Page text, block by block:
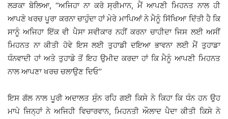
ਲੜਕਾ ਬੋਲਿਆ, ‘‘ਅਜਿਹਾ ਨਾ ਕਰੋ ਸ੍ਰੀਮਾਨ, ਮੈਂ ਆਪਣੀ ਮਿਹਨਤ ਨਾਲ ਹੀ
ਆਪਣੇ ਖਰਚ ਪੂਰਾ ਕਰਨਾ ਚਾਹੁੰਦਾ ਹਾਂ ਮੇਰੇ ਮਾਪਿਆਂ ਨੇ ਮੈਨੂੰ ਸਿੱਖਿਆ ਦਿੱਤੀ ਹੈ ਕਿ
ਸਾਨੂੰ ਅਜਿਹਾ ਇੱਕ ਵੀ ਪੈਸਾ ਸਵੀਕਾਰ ਨਹੀਂ ਕਰਨਾ ਚਾਹੀਦਾ ਜਿਸ ਲਈ ਅਸੀਂ
ਮਿਹਨਤ ਨਾ ਕੀਤੀ ਹੋਵੇ ਇਸ ਲਈ ਤੁਹਾਡੀ ਦਇਆ ਭਾਵਨਾ ਲਈ ਮੈਂ ਤੁਹਾਡਾ
ਧੰਨਵਾਦੀ ਹਾਂ ਅਤੇ ਤੁਹਾਡੇ ਤੋਂ ਇਹ ਉਮੀਦ ਕਰਦਾ ਹਾਂ ਕਿ ਮੈਨੂੰ ਆਪਣੀ ਮਿਹਨਤ
ਨਾਲ ਆਪਣਾ ਖਰਚ ਚਲਾਉਣ ਦਿਓ’’
ਇਸ ਗੱਲ ਨਾਲ ਪੂਰੀ ਅਦਾਲਤ ਸੁੰਨ ਰਹਿ ਗਈ ਕਿਸੇ ਨੇ ਕਿਹਾ ਕਿ ਧੰਨ ਹਨ ਉਹ
ਮਾਪੇ ਜਿਨ੍ਹਾਂ ਨੇ ਅਜਿਹੀ ਵਿਚਾਰਵਾਨ, ਮਿਹਨਤੀ ਔਲਾਦ ਪੈਦਾ ਕੀਤੀ ਕਿਸੇ ਨੇ